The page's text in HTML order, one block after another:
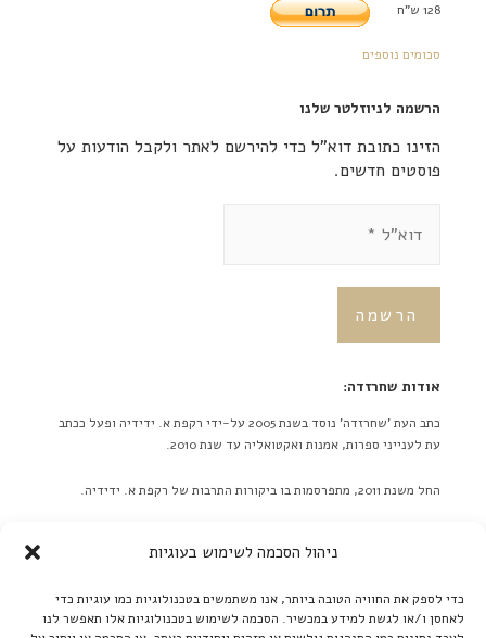
ניהול הסכמה לשימוש בעוגיות
כדי לספק את החוויה הטובה ביותר, אנו משתמשים בטכנולוגיות כמו עוגיות כדי
לאחסן ו/או לגשת למידע במכשיר. הסכמה לשימוש בטכנולוגיות אלו תאפשר לנו
128 ש"ח
סכומים נוספים
הרשמה לניוזלטר שלנו
הזינו כתובת דוא"ל כדי להירשם לאתר ולקבל הודעות על
פוסטים חדשים.
אודות שחרזדה:
כתב העת 'שחרזדה' נוסד בשנת 2005 על-ידי רקפת א. ידידיה ופעל ככתב
עת לענייני ספרות, אמנות ואקטואליה עד שנת 2010.
החל משנת 2011, מתפרסמות בו ביקורות התרבות של רקפת א. ידידיה.
כפריוויו, אלא ביקורות בלבד! ברם, ידיעות על אירועים שונים יתקבלו
קרא עוד ←